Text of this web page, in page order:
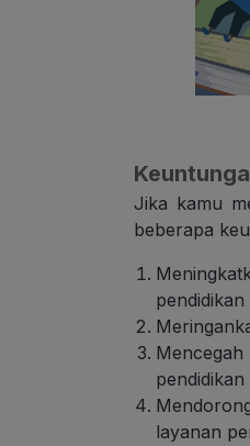
Jika kamu
beberapa
layanan